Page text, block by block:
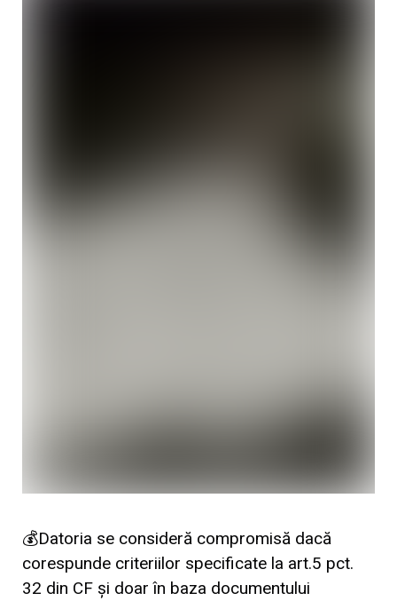
💰Datoria se consideră compromisă dacă
corespunde criteriilor specificate la art.5 pct.
32 din CF și doar în baza documentului